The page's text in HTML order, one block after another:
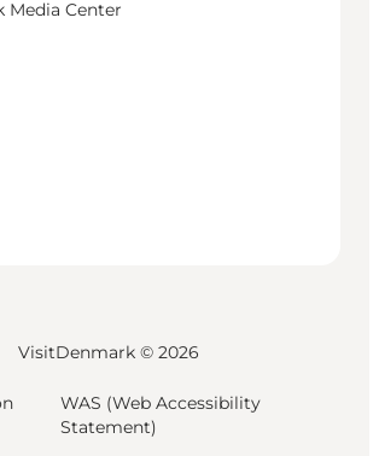
Media Center
VisitDenmark © 2026
WAS (Web Accessibility
Statement)